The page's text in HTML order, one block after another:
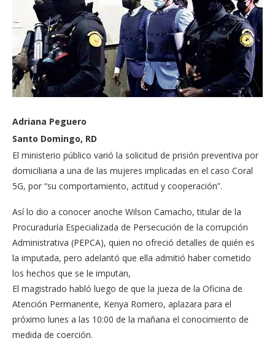
Adriana Peguero
Santo Domingo, RD
El ministerio público varió la solicitud de prisión preventiva por
domiciliaria a una de las mujeres implicadas en el caso Coral
5G, por “su comportamiento, actitud y cooperación”.
Así lo dio a conocer anoche Wilson Camacho, titular de la
Procuraduría Especializada de Persecución de la corrupción
Administrativa (PEPCA), quien no ofreció detalles de quién es
la imputada, pero adelantó que ella admitió haber cometido
los hechos que se le imputan,
El magistrado habló luego de que la jueza de la Oficina de
Atención Permanente, Kenya Romero, aplazara para el
próximo lunes a las 10:00 de la mañana el conocimiento de
medida de coerción.